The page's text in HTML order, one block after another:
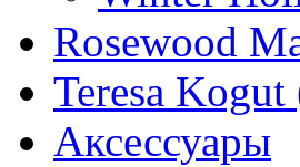
Rosewood
Teresa
Аксессуары